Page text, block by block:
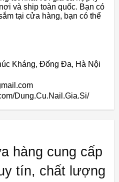
và ship toàn quốc. Bạn có
tại cửa hàng, bạn có thể
Kháng, Đống Đa, Hà Nội
Dung.Cu.Nail.Gia.Si/
hàng cung cấp
tín, chất lượng